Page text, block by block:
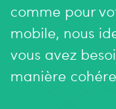
comme pour
mobile, nous
vous avez
manière